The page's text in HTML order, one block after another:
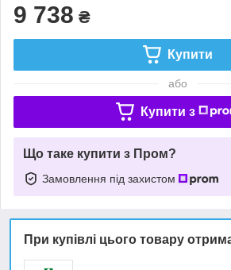
9 738 ₴
Купити
або
Купити з
Що таке купити з Пром?
Замовлення під захистом
При купівлі цього товару